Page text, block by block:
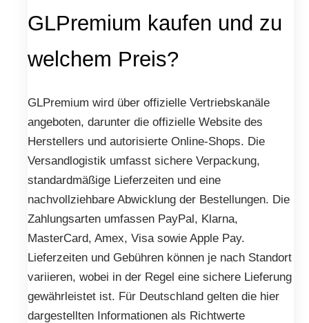
GLPremium kaufen und zu
welchem Preis?
GLPremium wird über offizielle Vertriebskanäle
angeboten, darunter die offizielle Website des
Herstellers und autorisierte Online-Shops. Die
Versandlogistik umfasst sichere Verpackung,
standardmäßige Lieferzeiten und eine
nachvollziehbare Abwicklung der Bestellungen. Die
Zahlungsarten umfassen PayPal, Klarna,
MasterCard, Amex, Visa sowie Apple Pay.
Lieferzeiten und Gebühren können je nach Standort
variieren, wobei in der Regel eine sichere Lieferung
gewährleistet ist. Für Deutschland gelten die hier
dargestellten Informationen als Richtwerte